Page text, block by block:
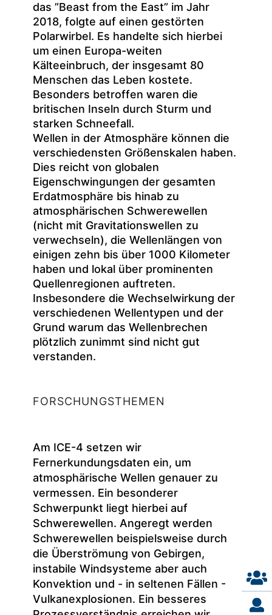
das ”Beast from the East” im Jahr
2018, folgte auf einen gestörten
Polarwirbel. Es handelte sich hierbei
um einen Europa-weiten
Kälteeinbruch, der insgesamt 80
Menschen das Leben kostete.
Besonders betroffen waren die
britischen Inseln durch Sturm und
starken Schneefall.
Wellen in der Atmosphäre können die
verschiedensten Größenskalen haben.
Dies reicht von globalen
Eigenschwingungen der gesamten
Erdatmosphäre bis hinab zu
atmosphärischen Schwerewellen
(nicht mit Gravitationswellen zu
verwechseln), die Wellenlängen von
einigen zehn bis über 1000 Kilometer
haben und lokal über prominenten
Quellenregionen auftreten.
Insbesondere die Wechselwirkung der
verschiedenen Wellentypen und der
Grund warum das Wellenbrechen
plötzlich zunimmt sind nicht gut
verstanden.
FORSCHUNGSTHEMEN
Am ICE-4 setzen wir
Fernerkundungsdaten ein, um
atmosphärische Wellen genauer zu
vermessen. Ein besonderer
Schwerpunkt liegt hierbei auf
Schwerewellen. Angeregt werden
Schwerewellen beispielsweise durch
die Überströmung von Gebirgen,
instabile Windsysteme aber auch
Konvektion und - in seltenen Fällen -
Vulkanexplosionen. Ein besseres